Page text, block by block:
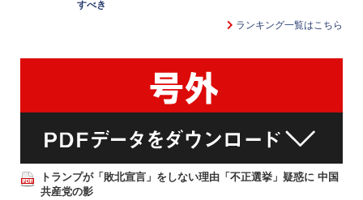
すべき
ランキング一覧はこちら
トランプが「敗北宣言」をしない理由「不正選挙」疑惑に 中国
共産党の影